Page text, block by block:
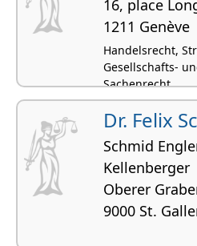
16, place
1211 Genève
Handelsrecht,
Gesellschafts-
Sachenrecht
Dr. Felix
Schmid
Kellenberger
Oberer
9000 St.